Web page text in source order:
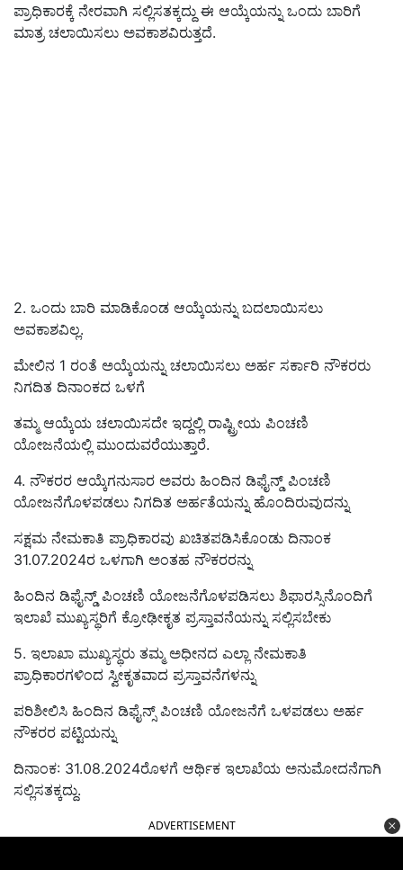
ಪ್ರಾಧಿಕಾರಕ್ಕೆ ನೇರವಾಗಿ ಸಲ್ಲಿಸತಕ್ಕದ್ದು ಈ ಆಯ್ಕೆಯನ್ನು ಒಂದು ಬಾರಿಗೆ
ಮಾತ್ರ ಚಲಾಯಿಸಲು ಅವಕಾಶವಿರುತ್ತದೆ.
2. ಒಂದು ಬಾರಿ ಮಾಡಿಕೊಂಡ ಆಯ್ಕೆಯನ್ನು ಬದಲಾಯಿಸಲು
ಅವಕಾಶವಿಲ್ಲ.
ಮೇಲಿನ 1 ರಂತೆ ಅಯ್ಕೆಯನ್ನು ಚಲಾಯಿಸಲು ಅರ್ಹ ಸರ್ಕಾರಿ ನೌಕರರು
ನಿಗದಿತ ದಿನಾಂಕದ ಒಳಗೆ
ತಮ್ಮ ಆಯ್ಕೆಯ ಚಲಾಯಿಸದೇ ಇದ್ದಲ್ಲಿ ರಾಷ್ಟ್ರೀಯ ಪಿಂಚಣಿ
ಯೋಜನೆಯಲ್ಲಿ ಮುಂದುವರೆಯುತ್ತಾರೆ.
4. ನೌಕರರ ಆಯ್ಕೆಗನುಸಾರ ಅವರು ಹಿಂದಿನ ಡಿಫೈನ್ಡ್‌ ಪಿಂಚಣಿ
ಯೋಜನೆಗೊಳಪಡಲು ನಿಗದಿತ ಅರ್ಹತೆಯನ್ನು ಹೊಂದಿರುವುದನ್ನು
ಸಕ್ಷಮ ನೇಮಕಾತಿ ಪ್ರಾಧಿಕಾರವು ಖಚಿತಪಡಿಸಿಕೊಂಡು ದಿನಾಂಕ
31.07.2024ರ ಒಳಗಾಗಿ ಅಂತಹ ನೌಕರರನ್ನು
ಹಿಂದಿನ ಡಿಫೈನ್ಡ್‌ ಪಿಂಚಣಿ ಯೋಜನೆಗೊಳಪಡಿಸಲು ಶಿಫಾರಸ್ಸಿನೊಂದಿಗೆ
ಇಲಾಖೆ ಮುಖ್ಯಸ್ಥರಿಗೆ ಕ್ರೋಢೀಕೃತ ಪ್ರಸ್ತಾವನೆಯನ್ನು ಸಲ್ಲಿಸಬೇಕು
5. ಇಲಾಖಾ ಮುಖ್ಯಸ್ಥರು ತಮ್ಮ ಅಧೀನದ ಎಲ್ಲಾ ನೇಮಕಾತಿ
ಪ್ರಾಧಿಕಾರಗಳಿಂದ ಸ್ವೀಕೃತವಾದ ಪ್ರಸ್ತಾವನೆಗಳನ್ನು
ಪರಿಶೀಲಿಸಿ ಹಿಂದಿನ ಡಿಫೈನ್ಸ್ ಪಿಂಚಣಿ ಯೋಜನೆಗೆ ಒಳಪಡಲು ಅರ್ಹ
ನೌಕರರ ಪಟ್ಟಿಯನ್ನು
ದಿನಾಂಕ: 31.08.2024ರೊಳಗೆ ಆರ್ಥಿಕ ಇಲಾಖೆಯ ಅನುಮೋದನೆಗಾಗಿ
ಸಲ್ಲಿಸತಕ್ಕದ್ದು.
ADVERTISEMENT